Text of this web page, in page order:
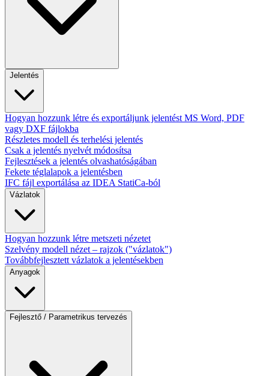
Jelentés
Hogyan hozzunk létre és exportáljunk jelentést MS Word, PDF
vagy DXF fájlokba
Részletes modell és terhelési jelentés
Csak a jelentés nyelvét módosítsa
Fejlesztések a jelentés olvashatóságában
Fekete téglalapok a jelentésben
IFC fájl exportálása az IDEA StatiCa-ból
Vázlatok
Hogyan hozzunk létre metszeti nézetet
Szelvény modell nézet – rajzok ("vázlatok")
Továbbfejlesztett vázlatok a jelentésekben
Anyagok
Fejlesztő / Parametrikus tervezés